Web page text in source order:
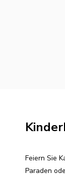
Feiern Sie
Paraden